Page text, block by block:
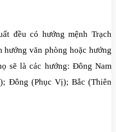
đều có hướng mệnh Trạch
văn phòng hoặc hướng
sẽ là các hướng: Đông Nam
Đông (Phục Vị); Bắc (Thiên